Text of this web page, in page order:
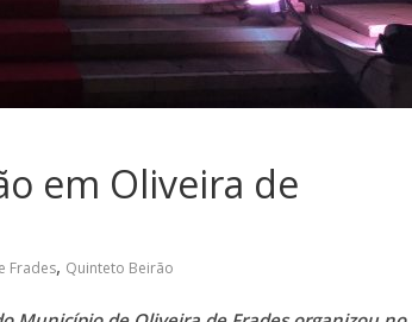
em Oliveira de
Frades, Quinteto Beirão